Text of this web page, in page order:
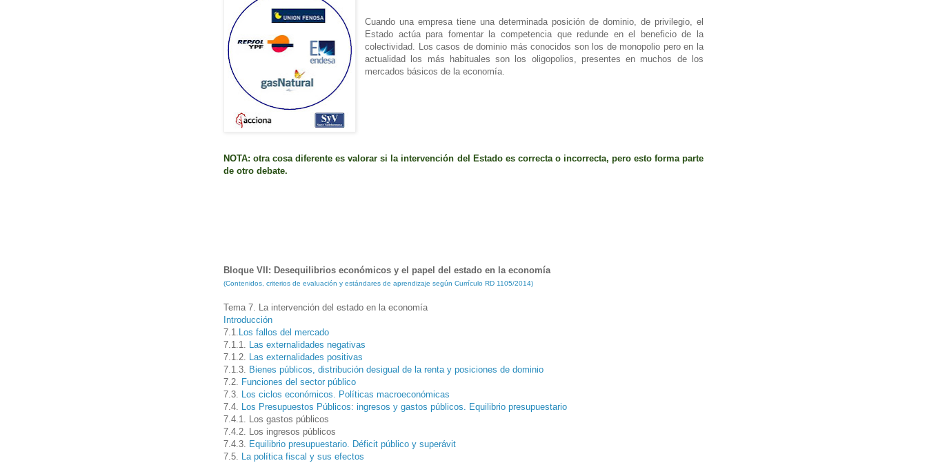
Cuando una empresa tiene una determinada posición de dominio, de privilegio, el
Estado actúa para fomentar la competencia que redunde en el beneficio de la
colectividad. Los casos de dominio más conocidos son los de monopolio pero en la
actualidad los más habituales son los oligopolios, presentes en muchos de los
mercados básicos de la economía.
NOTA: otra cosa diferente es valorar si la intervención del Estado es correcta o incorrecta, pero esto forma parte
de otro debate.
Bloque VII: Desequilibrios económicos y el papel del estado en la economía
(Contenidos, criterios de evaluación y estándares de aprendizaje según Currículo RD 1105/2014)
Tema 7. La intervención del estado en la economía
Introducción
7.1. Los fallos del mercado
7.1.1. Las externalidades negativas
7.1.2. Las externalidades positivas
7.1.3. Bienes públicos, distribución desigual de la renta y posiciones de dominio
7.2. Funciones del sector público
7.3. Los ciclos económicos. Políticas macroeconómicas
7.4. Los Presupuestos Públicos: ingresos y gastos públicos. Equilibrio presupuestario
7.4.1. Los gastos públicos
7.4.2. Los ingresos públicos
7.4.3. Equilibrio presupuestario. Déficit público y superávit
7.5. La política fiscal y sus efectos